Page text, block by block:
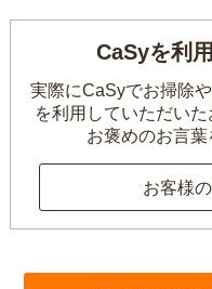
CaSyを利
実際にCaSyでお掃除
を利用していただいた
お褒めのお言葉
お客様